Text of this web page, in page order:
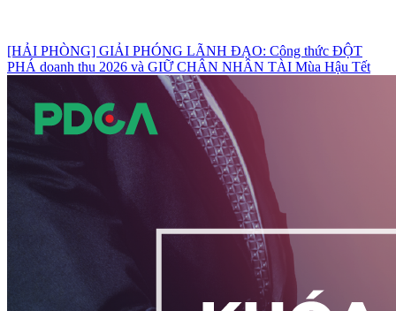
[HẢI PHÒNG] GIẢI PHÓNG LÃNH ĐẠO: Công thức ĐỘT
PHÁ doanh thu 2026 và GIỮ CHÂN NHÂN TÀI Mùa Hậu Tết